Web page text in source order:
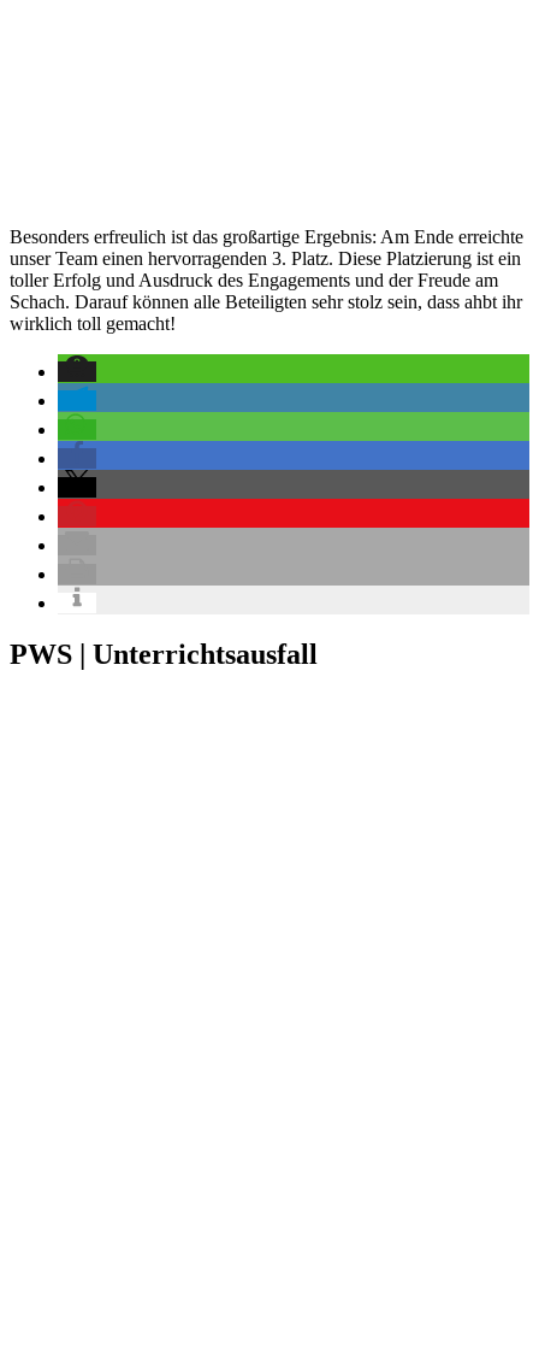
Besonders erfreulich ist das großartige Ergebnis: Am Ende erreichte
unser Team einen hervorragenden 3. Platz. Diese Platzierung ist ein
toller Erfolg und Ausdruck des Engagements und der Freude am
Schach. Darauf können alle Beteiligten sehr stolz sein, dass ahbt ihr
wirklich toll gemacht!
PWS | Unterrichtsausfall